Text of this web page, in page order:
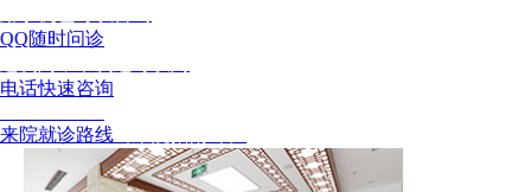
QQ随时问诊
电话快速咨询
来院就诊路线